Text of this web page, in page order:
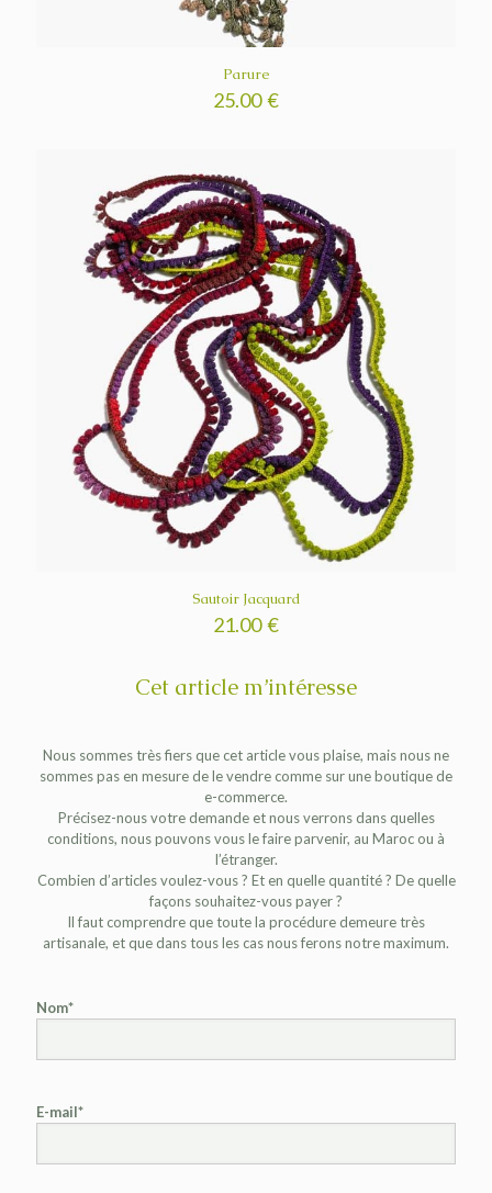
Parure
25.00 €
Sautoir Jacquard
21.00 €
Cet article m’intéresse
Nous sommes très fiers que cet article vous plaise, mais nous ne
sommes pas en mesure de le vendre comme sur une boutique de
e-commerce.
Précisez-nous votre demande et nous verrons dans quelles
conditions, nous pouvons vous le faire parvenir, au Maroc ou à
l’étranger.
Combien d’articles voulez-vous ? Et en quelle quantité ? De quelle
façons souhaitez-vous payer ?
Il faut comprendre que toute la procédure demeure très
artisanale, et que dans tous les cas nous ferons notre maximum.
Nom*
E-mail*